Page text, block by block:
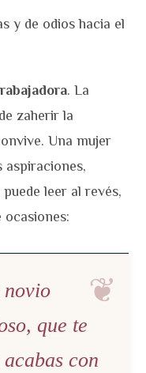
y de odios hacia el
. La
zaherir la
Una mujer
aspiraciones,
leer al revés,
ocasiones:
novio
que te
con